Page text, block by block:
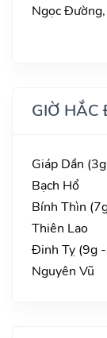
Ngọc
GIỜ HẮC
Giáp Dần
Bạch Hổ
Bính Thìn
Thiên Lao
Đinh Tỵ (9g
Nguyên Vũ